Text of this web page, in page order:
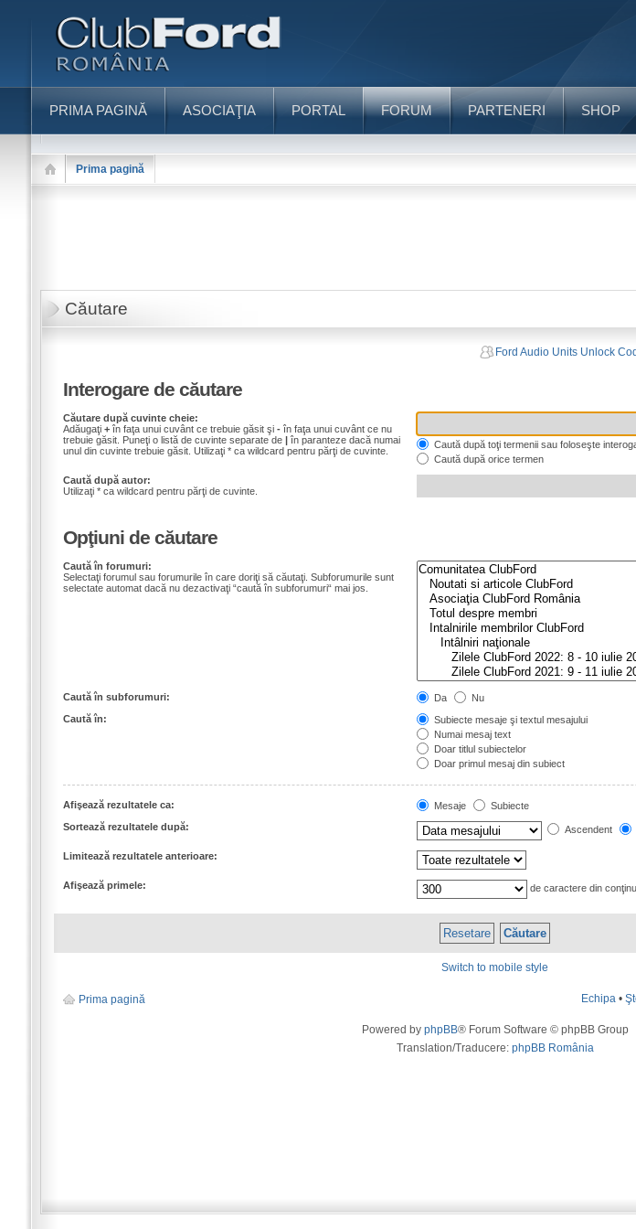
PRIMA PAGINĂ ASOCIAŢIA PORTAL FORUM PARTENERI SHOP
Prima pagină
Căutare
Ford Audio Units Unlock
Interogare de căutare
Căutare după cuvinte cheie:
Adăugaţi +în faţa unui cuvânt ce trebuie găsit şi -în faţa unui cuvânt ce nu
trebuie găsit. Puneţi o listă de cuvinte separate de |în paranteze dacă numai
unul din cuvinte trebuie găsit. Utilizaţi * ca wildcard pentru părţi de cuvinte.
Caută după toţi termenii sau foloseşte
Caută după orice termen
Caută după autor:
Utilizaţi * ca wildcard pentru părţi de cuvinte.
Opţiuni de căutare
Caută în forumuri:
Selectaţi forumul sau forumurile în care doriţi să căutaţi. Subforumurile sunt
selectate automat dacă nu dezactivaţi “caută în subforumuri“ mai jos.
Caută în subforumuri: Da
Nu
Caută în:
Subiecte mesaje şi textul mesajului
Numai mesaj text
Doar titlul subiectelor
Doar primul mesaj din subiect
Afişează rezultatele ca: Mesaje
Subiecte
Sortează rezultatele după:
Ascendent
Limitează rezultatele anterioare:
Afişează primele: de caractere din
Switch to mobile style
Prima pagină Echipa •
Powered by phpBB® Forum Software © phpBB Group
Translation/Traducere: phpBB România